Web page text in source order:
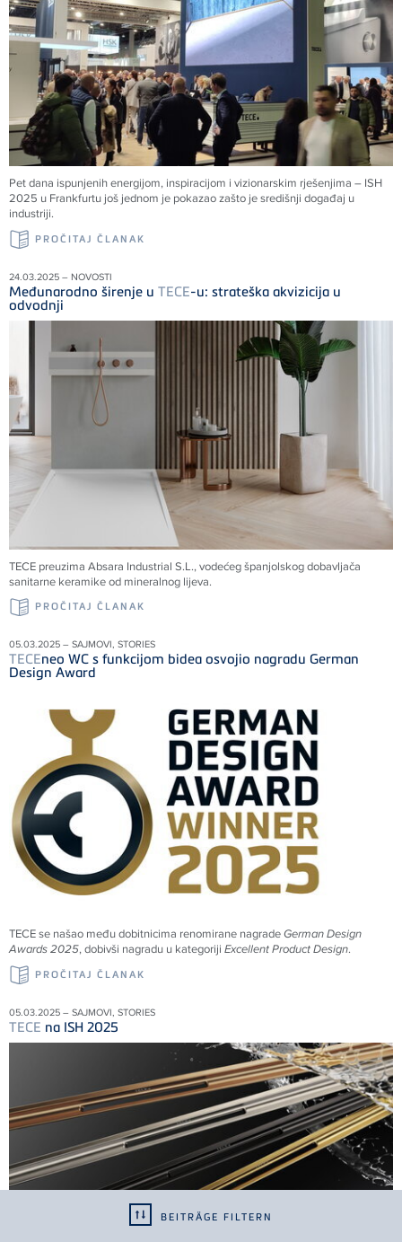
BEITRÄGE FILTERN
Pet dana ispunjenih energijom, inspiracijom i vizionarskim rješenjima – ISH
2025 u Frankfurtu još jednom je pokazao zašto je središnji događaj u
industriji.
PROČITAJ ČLANAK
24.03.2025 – NOVOSTI
Međunarodno širenje u TECE-u: strateška akvizicija u
odvodnji
TECE preuzima Absara Industrial S.L., vodećeg španjolskog dobavljača
sanitarne keramike od mineralnog lijeva.
PROČITAJ ČLANAK
05.03.2025 – SAJMOVI, STORIES
TECEneo WC s funkcijom bidea osvojio nagradu German
Design Award
TECEse našao među dobitnicima renomirane nagradeGerman Design
Awards 2025, dobivši nagradu u kategoriji Excellent Product Design.
PROČITAJ ČLANAK
05.03.2025 – SAJMOVI, STORIES
TECE na ISH 2025